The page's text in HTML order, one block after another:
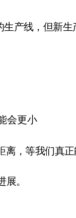
生产线，但新
离，等我们真
。